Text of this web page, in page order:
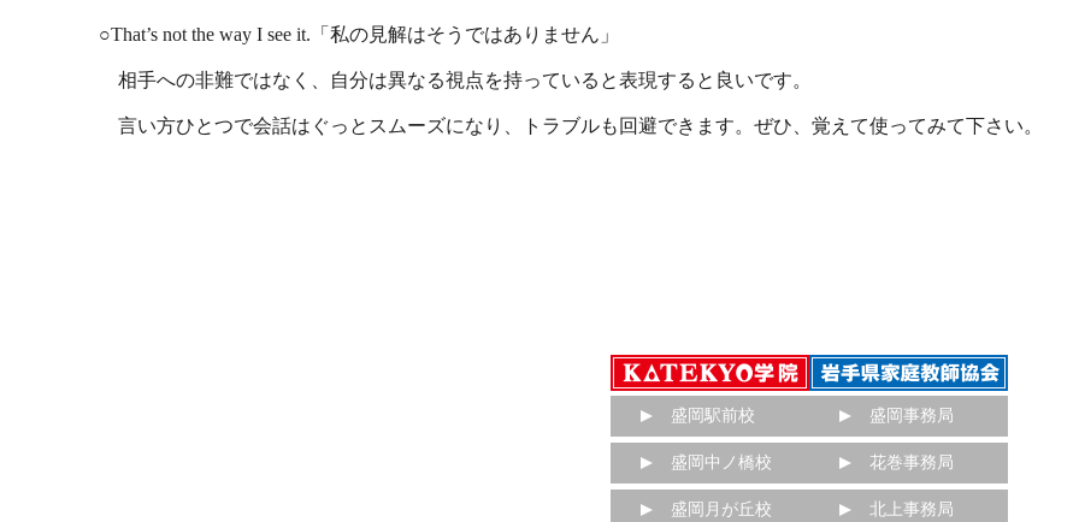
○That’s not the way I see it.「私の見解はそうではありません」
相手への非難ではなく、自分は異なる視点を持っていると表現すると良いです。
言い方ひとつで会話はぐっとスムーズになり、トラブルも回避できます。ぜひ、覚えて使ってみて下さい。
盛岡駅前校
盛岡中ノ橋校
盛岡月が丘校
盛岡事務局
花巻事務局
北上事務局